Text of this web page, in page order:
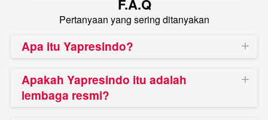
F.A.Q
Pertanyaan yang sering ditanyakan
Apa itu Yapresindo?
Apakah Yapresindo itu adalah
lembaga resmi?